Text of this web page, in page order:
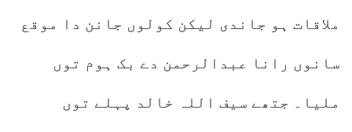
ملاقات ہو جاندی لیکن کولوں جانن دا موقع
سانوں رانا عبدالرحمن دے بک ہوم توں
ملیا۔ جتھے سیف اللہ خالد پہلے توں